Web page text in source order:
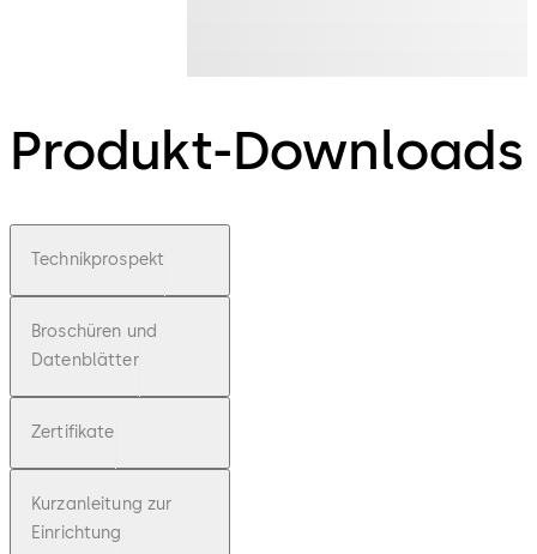
Produkt-Downloads
Technikprospekt
Broschüren und
Datenblätter
Zertifikate
Kurzanleitung zur
Einrichtung